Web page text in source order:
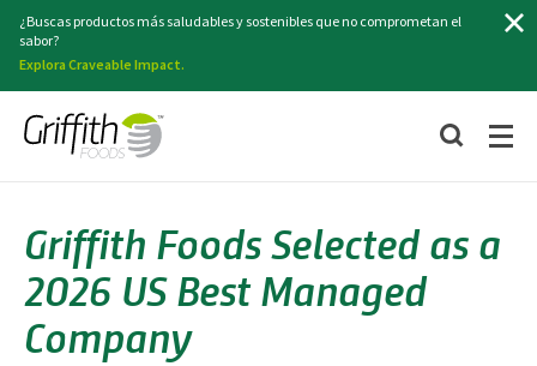
¿Buscas productos más saludables y sostenibles que no comprometan el
sabor?
Explora Craveable Impact.
Griffith Foods Selected as a
2026 US Best Managed
Company